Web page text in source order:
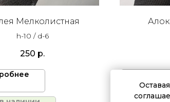
Мелколистная
h-10 / d-6
250 р.